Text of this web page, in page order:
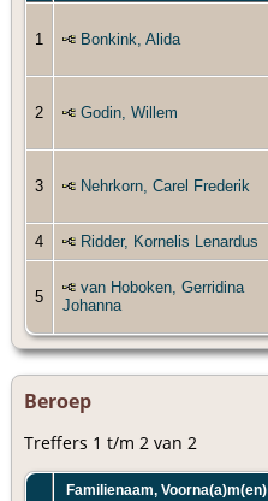
1 Bonkink, Alida
2 Godin, Willem
3 Nehrkorn, Carel Frederik
4 Ridder, Kornelis Lenardus
5
van Hoboken, Gerridina
Johanna
Beroep
Treffers 1 t/m 2 van 2
Familienaam, Voorna(a)m(en)